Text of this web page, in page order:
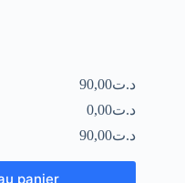
د.ت90,00
د.ت0,00
د.ت90,00
panier